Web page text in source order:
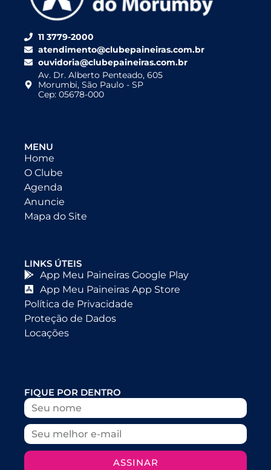
11 3779-2000
atendimento@clubepaineiras.com.br
ouvidoria@clubepaineiras.com.br
Av. Dr. Alberto Penteado, 605
Morumbi, São Paulo - SP
Cep: 05678-000
MENU
Home
O Clube
Agenda
Anuncie
Mapa do Site
LINKS ÚTEIS
App Meu Paineiras Google Play
App Meu Paineiras App Store
Política de Privacidade
Proteção de Dados
Locações
FIQUE POR DENTRO
ASSINAR